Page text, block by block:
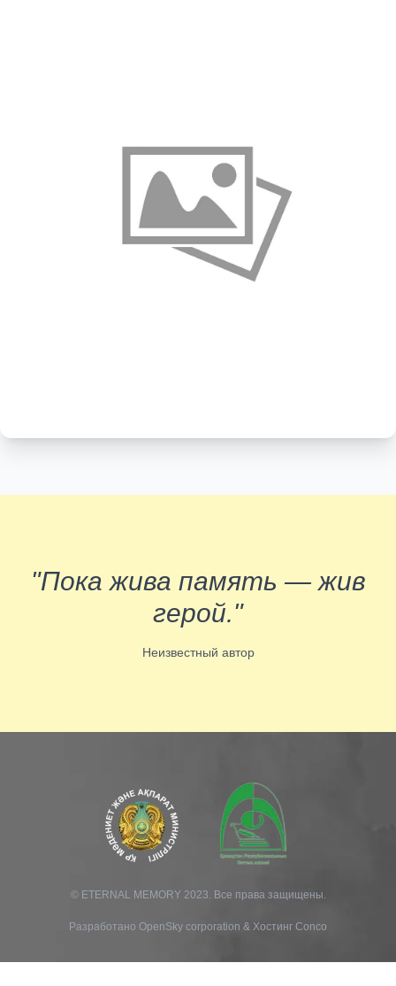
"Пока жива память — жив
герой."
Неизвестный автор
© ETERNAL MEMORY 2023. Все права защищены.
Разработано OpenSky corporation & Хостинг Conco